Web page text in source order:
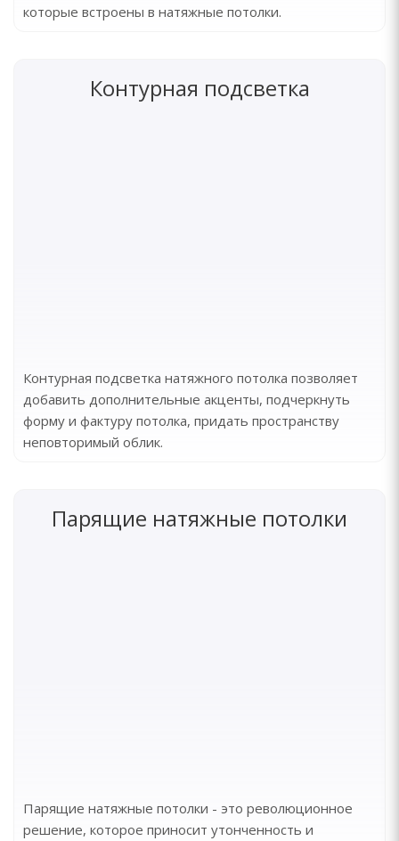
которые встроены в натяжные потолки.
Контурная подсветка
Контурная подсветка натяжного потолка позволяет
добавить дополнительные акценты, подчеркнуть
форму и фактуру потолка, придать пространству
неповторимый облик.
Парящие натяжные потолки
Парящие натяжные потолки - это революционное
решение, которое приносит утонченность и